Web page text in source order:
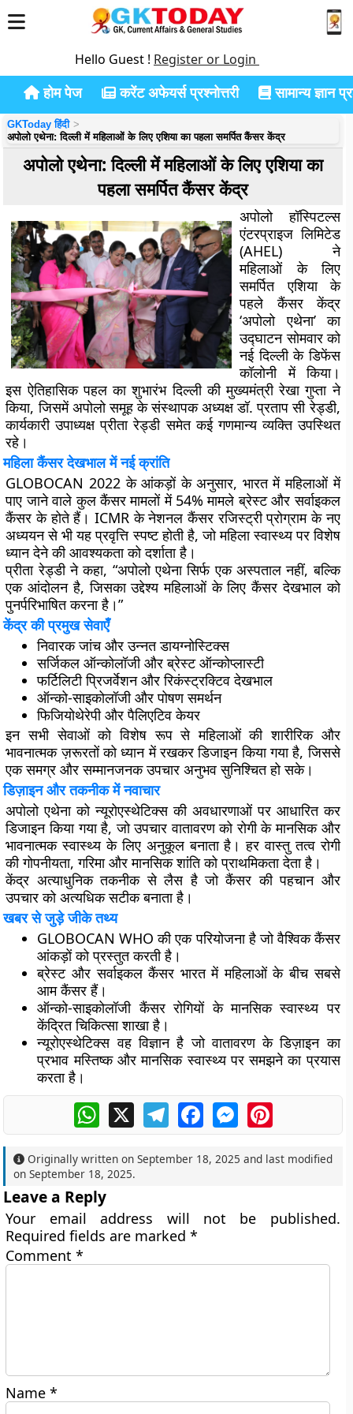
Hello Guest ! Register or Login
होम पेज करेंट अफेयर्स प्रश्नोत्तरी सामान्य ज्ञान
GKToday हिंदी
अपोलो एथेना: दिल्ली में महिलाओं के लिए एशिया का पहला समर्पित कैंसर केंद्र
अपोलो एथेना: दिल्ली में महिलाओं के लिए एशिया का
पहला समर्पित कैंसर केंद्र
अपोलो हॉस्पिटल्स
एंटरप्राइज लिमिटेड
(AHEL) ने
महिलाओं के लिए
समर्पित एशिया के
पहले कैंसर केंद्र
‘अपोलो एथेना’ का
उद्घाटन सोमवार को
नई दिल्ली के डिफेंस
कॉलोनी में किया।
इस ऐतिहासिक पहल का शुभारंभ दिल्ली की मुख्यमंत्री रेखा गुप्ता ने
किया, जिसमें अपोलो समूह के संस्थापक अध्यक्ष डॉ. प्रताप सी रेड्डी,
कार्यकारी उपाध्यक्ष प्रीता रेड्डी समेत कई गणमान्य व्यक्ति उपस्थित
रहे।
महिला कैंसर देखभाल में नई क्रांति
GLOBOCAN 2022 के आंकड़ों के अनुसार, भारत में महिलाओं में
पाए जाने वाले कुल कैंसर मामलों में 54% मामले ब्रेस्ट और सर्वाइकल
कैंसर के होते हैं। ICMR के नेशनल कैंसर रजिस्ट्री प्रोग्राम के नए
अध्ययन से भी यह प्रवृत्ति स्पष्ट होती है, जो महिला स्वास्थ्य पर विशेष
ध्यान देने की आवश्यकता को दर्शाता है।
प्रीता रेड्डी ने कहा, “अपोलो एथेना सिर्फ एक अस्पताल नहीं, बल्कि
एक आंदोलन है, जिसका उद्देश्य महिलाओं के लिए कैंसर देखभाल को
पुनर्परिभाषित करना है।”
केंद्र की प्रमुख सेवाएँ
निवारक जांच और उन्नत डायग्नोस्टिक्स
सर्जिकल ऑन्कोलॉजी और ब्रेस्ट ऑन्कोप्लास्टी
फर्टिलिटी प्रिजर्वेशन और रिकंस्ट्रक्टिव देखभाल
ऑन्को-साइकोलॉजी और पोषण समर्थन
फिजियोथेरेपी और पैलिएटिव केयर
इन सभी सेवाओं को विशेष रूप से महिलाओं की शारीरिक और
भावनात्मक ज़रूरतों को ध्यान में रखकर डिजाइन किया गया है, जिससे
एक समग्र और सम्मानजनक उपचार अनुभव सुनिश्चित हो सके।
डिज़ाइन और तकनीक में नवाचार
अपोलो एथेना को न्यूरोएस्थेटिक्स की अवधारणाओं पर आधारित कर
डिजाइन किया गया है, जो उपचार वातावरण को रोगी के मानसिक और
भावनात्मक स्वास्थ्य के लिए अनुकूल बनाता है। हर वास्तु तत्व रोगी
की गोपनीयता, गरिमा और मानसिक शांति को प्राथमिकता देता है।
केंद्र अत्याधुनिक तकनीक से लैस है जो कैंसर की पहचान और
उपचार को अत्यधिक सटीक बनाता है।
खबर से जुड़े जीके तथ्य
GLOBOCAN WHO की एक परियोजना है जो वैश्विक कैंसर
आंकड़ों को प्रस्तुत करती है।
ब्रेस्ट और सर्वाइकल कैंसर भारत में महिलाओं के बीच सबसे
आम कैंसर हैं।
ऑन्को-साइकोलॉजी कैंसर रोगियों के मानसिक स्वास्थ्य पर
केंद्रित चिकित्सा शाखा है।
न्यूरोएस्थेटिक्स वह विज्ञान है जो वातावरण के डिज़ाइन का
प्रभाव मस्तिष्क और मानसिक स्वास्थ्य पर समझने का प्रयास
करता है।
WhatsApp
X TelegramFacebookMessengerPinterest
Originally written onSeptember 18, 2025 and last modified
onSeptember 18, 2025.
Leave a Reply
Your email address will not be published.
Required fields are marked*
Comment*
Name*